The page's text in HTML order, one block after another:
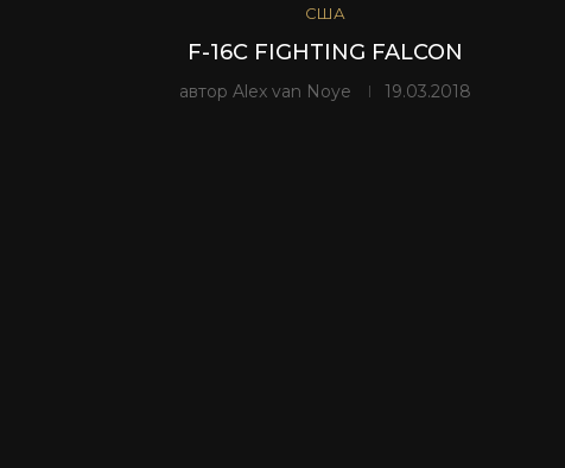
США
F-16C FIGHTING FALCON
авторAlex van Noye 19.03.2018